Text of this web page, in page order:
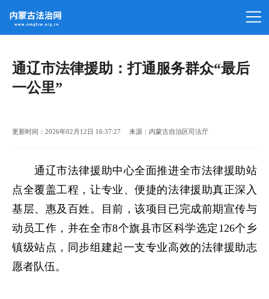
通辽市法律援助：打通服务群众“最后
一公里”
更新时间：2026年02月12日 16:37:27 来源：内蒙古自治区司法厅
通辽市法律援助中心全面推进全市法律援助站
点全覆盖工程，让专业、便捷的法律援助真正深入
基层、惠及百姓。目前，该项目已完成前期宣传与
动员工作，并在全市8个旗县市区科学选定126个乡
镇级站点，同步组建起一支专业高效的法律援助志
愿者队伍。